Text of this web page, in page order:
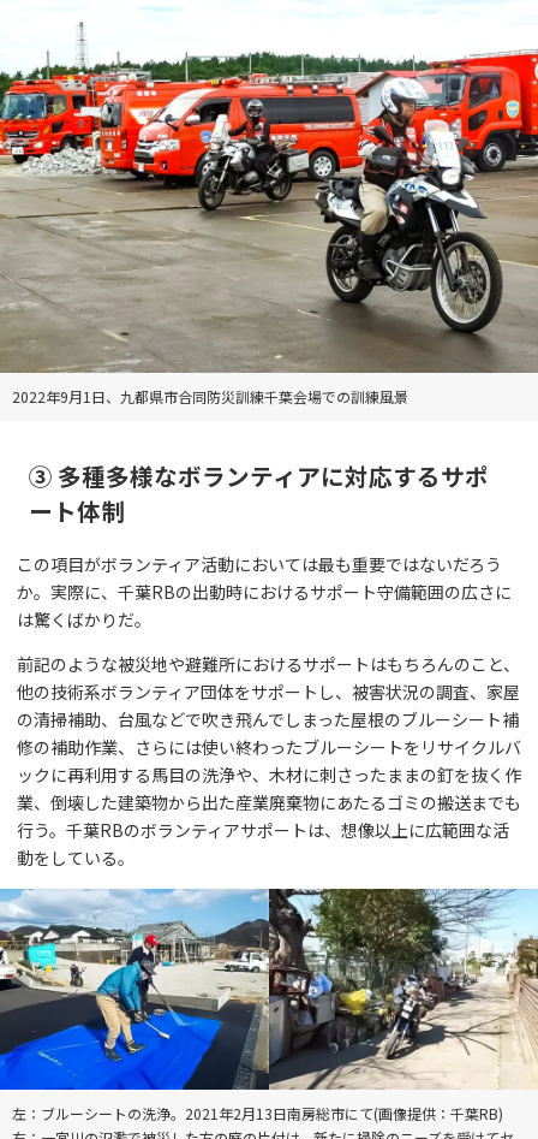
2022年9月1日、九都県市合同防災訓練千葉会場での訓練風景
③ 多種多様なボランティアに対応するサポ
ート体制
この項目がボランティア活動においては最も重要ではないだろう
か。実際に、千葉RBの出動時におけるサポート守備範囲の広さに
は驚くばかりだ。
前記のような被災地や避難所におけるサポートはもちろんのこと、
他の技術系ボランティア団体をサポートし、被害状況の調査、家屋
の清掃補助、台風などで吹き飛んでしまった屋根のブルーシート補
修の補助作業、さらには使い終わったブルーシートをリサイクルバ
ックに再利用する馬目の洗浄や、木材に刺さったままの釘を抜く作
業、倒壊した建築物から出た産業廃棄物にあたるゴミの搬送までも
行う。千葉RBのボランティアサポートは、想像以上に広範囲な活
動をしている。
左：ブルーシートの洗浄。2021年2月13日南房総市にて(画像提供：千葉RB)